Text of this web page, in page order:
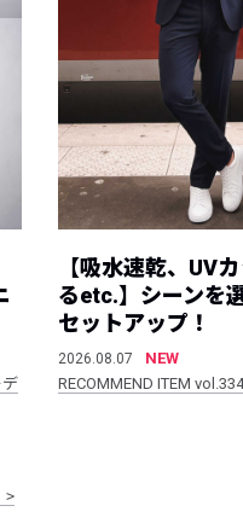
【吸水速乾、UV
るetc.】シーンを
セットアップ！
2026.08.07
NEW
RECOMMEND ITEM vol.334